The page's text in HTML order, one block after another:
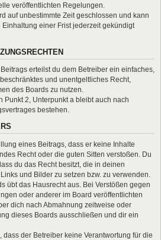
veröffentlichten Regelungen.
auf unbestimmte Zeit geschlossen und kann
einer Frist jederzeit gekündigt
erteilst du dem Betreiber ein einfaches,
und unentgeltliches Recht,
des Boards zu nutzen.
Punkt 2, Unterpunkt a bleibt auch nach
bestehen.
eines Beitrags, dass er keine Inhalte
Recht oder die guten Sitten verstoßen. Du
du das Recht besitzt, die in deinen
und Bilder zu setzen bzw. zu verwenden.
übt das Hausrecht aus. Bei Verstößen gegen
oder anderer im Board veröffentlichten
dich nach Abmahnung zeitweise oder
dieses Boards ausschließen und dir ein
dass der Betreiber keine Verantwortung für die